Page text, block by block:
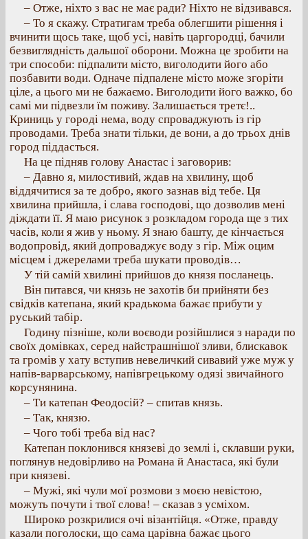
– Отже, ніхто з вас не має ради? Ніхто не відзивався.
– То я скажу. Стратигам треба облегшити рішення і
вчинити щось таке, щоб усі, навіть царгородці, бачили
безвиглядність дальшої оборони. Можна це зробити на
три способи: підпалити місто, виголодити його або
позбавити води. Одначе підпалене місто може згоріти
ціле, а цього ми не бажаємо. Виголодити його важко, бо
самі ми підвезли їм поживу. Залишається третє!..
Криниць у городі нема, воду спроваджують із гір
проводами. Треба знати тільки, де вони, а до трьох днів
город піддасться.
На це підняв голову Анастас і заговорив:
– Давно я, милостивий, ждав на хвилину, щоб
віддячитися за те добро, якого зазнав від тебе. Ця
хвилина прийшла, і слава господові, що дозволив мені
діждати її. Я маю рисунок з розкладом города ще з тих
часів, коли я жив у ньому. Я знаю башту, де кінчається
водопровід, який допроваджує воду з гір. Між оцим
місцем і джерелами треба шукати проводів…
У тій самій хвилині прийшов до князя посланець.
Він питався, чи князь не захотів би прийняти без
свідків катепана, який крадькома бажає прибути у
руський табір.
Годину пізніше, коли воєводи розійшлися з наради по
своїх домівках, серед найстрашнішої зливи, блискавок
та громів у хату вступив невеличкий сивавий уже муж у
напів-варварському, напівгрецькому одязі звичайного
корсунянина.
– Ти катепан Феодосій? – спитав князь.
– Так, князю.
– Чого тобі треба від нас?
Катепан поклонився князеві до землі і, склавши руки,
поглянув недовірливо на Романа й Анастаса, які були
при князеві.
– Мужі, які чули мої розмови з моєю невістою,
можуть почути і твої слова! – сказав з усміхом.
Широко розкрилися очі візантійця. «Отже, правду
казали поголоски, що сама царівна бажає цього